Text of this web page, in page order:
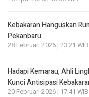
Kebakaran Hanguskan
Pekanbaru
28 Februari 2026 | 23:21 WIB
Hadapi Kemarau, Ahli
Kunci Antisipasi
20 Februari 2026 | 17:41 WIB